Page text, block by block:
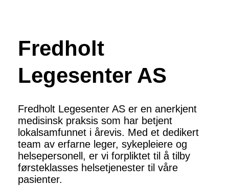
Fredholt
Legesenter AS
Fredholt Legesenter AS er en anerkjent
medisinsk praksis som har betjent
lokalsamfunnet i årevis. Med et dedikert
team av erfarne leger, sykepleiere og
helsepersonell, er vi forpliktet til å tilby
førsteklasses helsetjenester til våre
pasienter.